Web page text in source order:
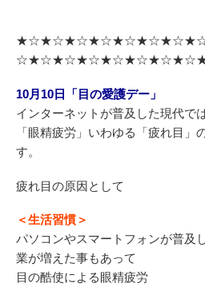
10月10日「目の愛護デー」
インターネットが普及した現代で
「眼精疲労」いわゆる「疲れ目」
す。
疲れ目の原因として
＜生活習慣＞
パソコンやスマートフォンが普及
業が増えた事もあって
目の酷使による眼精疲労